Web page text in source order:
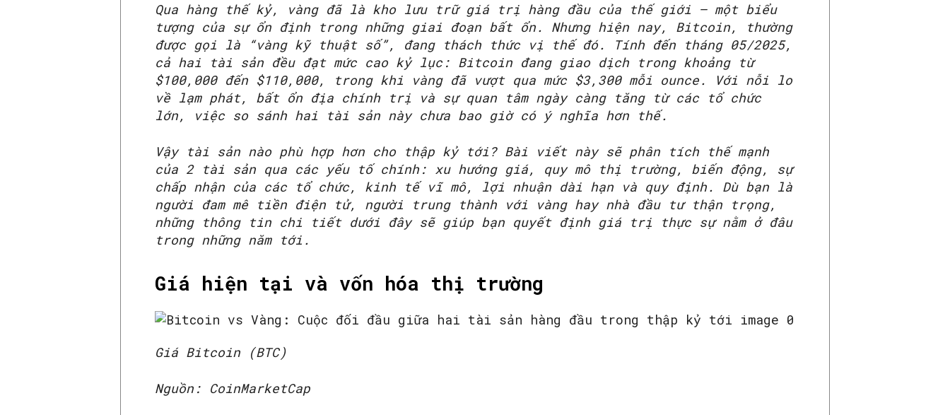
Qua hàng thế kỷ, vàng đã là kho lưu trữ giá trị hàng đầu của thế giới – một biểu
tượng của sự ổn định trong những giai đoạn bất ổn. Nhưng hiện nay, Bitcoin, thường
được gọi là “vàng kỹ thuật số”, đang thách thức vị thế đó. Tính đến tháng 05/2025,
cả hai tài sản đều đạt mức cao kỷ lục: Bitcoin đang giao dịch trong khoảng từ
$100,000 đến $110,000, trong khi vàng đã vượt qua mức $3,300 mỗi ounce. Với nỗi lo
về lạm phát, bất ổn địa chính trị và sự quan tâm ngày càng tăng từ các tổ chức
lớn, việc so sánh hai tài sản này chưa bao giờ có ý nghĩa hơn thế.
Vậy tài sản nào phù hợp hơn cho thập kỷ tới? Bài viết này sẽ phân tích thế mạnh
của 2 tài sản qua các yếu tố chính: xu hướng giá, quy mô thị trường, biến động, sự
chấp nhận của các tổ chức, kinh tế vĩ mô, lợi nhuận dài hạn và quy định. Dù bạn là
người đam mê tiền điện tử, người trung thành với vàng hay nhà đầu tư thận trọng,
những thông tin chi tiết dưới đây sẽ giúp bạn quyết định giá trị thực sự nằm ở đâu
trong những năm tới.
Giá hiện tại và vốn hóa thị trường
Giá Bitcoin (BTC)
Nguồn: CoinMarketCap